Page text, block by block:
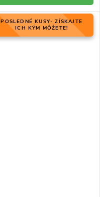
POSLEDNÉ KUSY- ZÍSKAJTE
ICH KÝM MÔŽETE!